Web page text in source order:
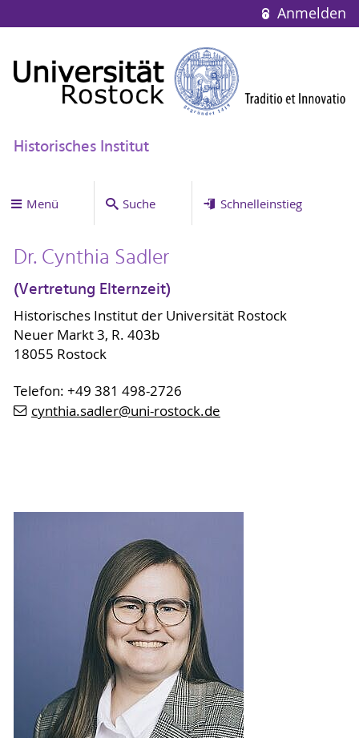
Anmelden
Historisches Institut
Menü Suche Schnelleinstieg
Dr. Cynthia Sadler
(Vertretung Elternzeit)
Historisches Institut der Universität Rostock
Neuer Markt 3, R. 403b
18055 Rostock
Telefon: +49 381 498-2726
cynthia.sadler@uni-rostock.de